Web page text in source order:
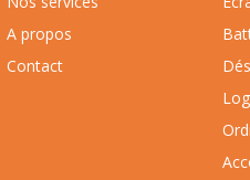
A propos
Contact